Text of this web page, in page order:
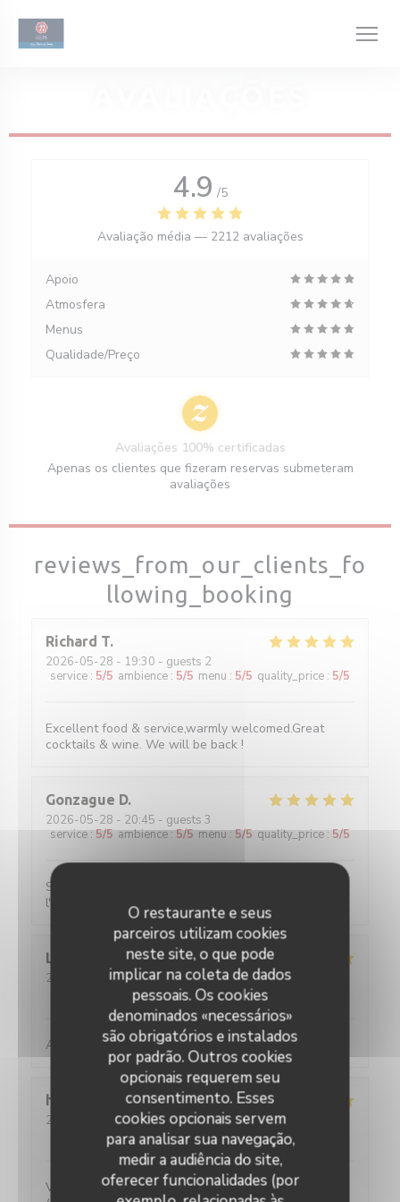
O restaurante e seus
parceiros utilizam cookies
neste site, o que pode
implicar na coleta de dados
pessoais. Os cookies
denominados «necessários»
são obrigatórios e instalados
por padrão. Outros cookies
opcionais requerem seu
consentimento. Esses
cookies opcionais servem
para analisar sua navegação,
medir a audiência do site,
oferecer funcionalidades (por
reviews_from_our_clients_fo
llowing_booking
Richard T
2026-05-28 - 19:30 - guests 2
service : 5/5 ambience : 5/5 menu : 5/5 quality_price : 5/5
Excellent food & service,warmly welcomed.Great
cocktails & wine. We will be back !
Gonzague D
2026-05-28 - 20:45 - guests 3
service:5/5 ambience:5/5 menu:5/5 quality_price:5/5
Super bon, service impeccable. Un restau qui met a
l'honneur le savoir faire français de l'art culinaire.
Louise
2026-05-25- 19:45 - guests 2
ambience:5/5 menu:5/5 quality_price
Absolument parfait, comme toujours !
hans
2026-05-27
- 20:30 - guests 2
/5 ambience:4/5 menu:5/5 quality_price
Verrassende gerechten voor een eerlijke prijs. Water
4.9 /5
Avaliação média — 2212 avaliações
Apoio
Atmosfera
Menus
Qualidade/Preço
Avaliações 100% certificadas
Apenas os clientes que fizeram reservas submeteram
avaliações